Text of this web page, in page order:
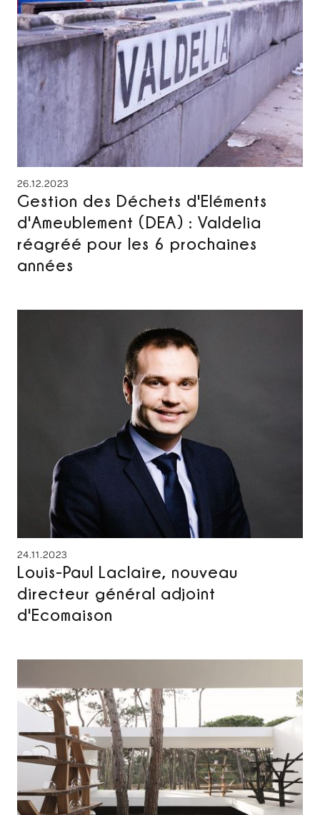
26.12.2023
Gestion des Déchets d'Eléments
d'Ameublement (DEA) : Valdelia
réagréé pour les 6 prochaines
années
24.11.2023
Louis-Paul Laclaire, nouveau
directeur général adjoint
d'Ecomaison